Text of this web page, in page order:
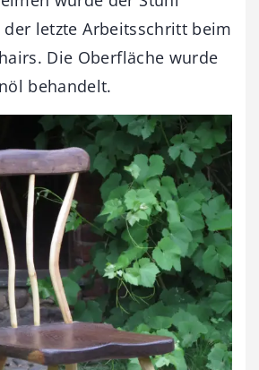
letzte Arbeitsschritt beim
Die Oberfläche wurde
behandelt.